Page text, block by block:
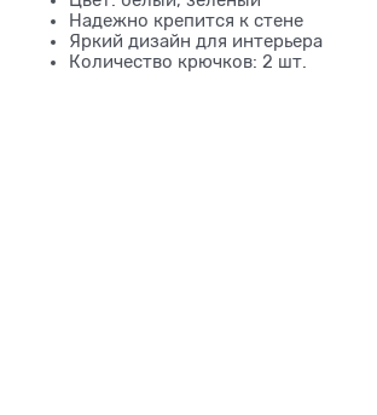
Надежно крепится к стене
Яркий дизайн для интерьера
Количество крючков: 2 шт.